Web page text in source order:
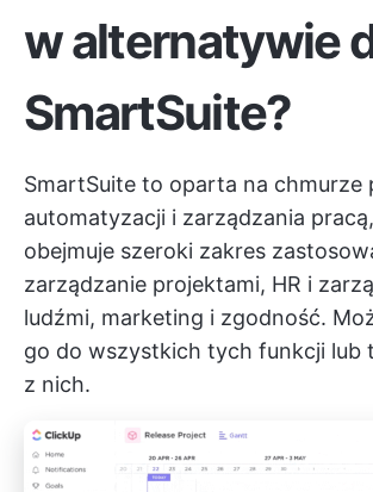
w alternatywie
SmartSuite?
SmartSuite to oparta na chmurze
automatyzacji i zarządzania
obejmuje szeroki zakres
zarządzanie projektami, HR i
ludźmi, marketing i zgodność.
go do wszystkich tych funkcji lub
z nich.